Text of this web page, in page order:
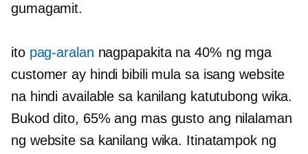
gumagamit.
ito pag-aralan nagpapakita na 40% ng mga
customer ay hindi bibili mula sa isang website
na hindi available sa kanilang katutubong wika.
Bukod dito, 65% ang mas gusto ang nilalaman
ng website sa kanilang wika. Itinatampok ng